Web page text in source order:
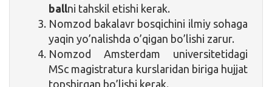
ballni tahskil etishi kerak.
Nomzod bakalavr bosqichini ilmiy sohaga
yaqin yo’nalishda o’qigan bo’lishi zarur.
Nomzod Amsterdam universitetidagi
MSc magistratura kurslaridan biriga hujjat
topshirgan bo’lishi kerak.